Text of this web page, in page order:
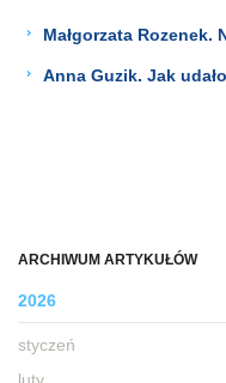
ARCHIWUM ARTYKUŁÓW
2026
styczeń
Małgorzata Rozenek.
Anna Guzik. Jak